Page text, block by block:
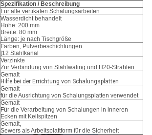
Spezifikation / Beschreibung
Für alle vertikalen Schalungsarbeiten
Wasserdicht behandelt
Höhe: 200 mm
Breite: 80 mm
Länge: je nach Tischgröße
Farben, Pulverbeschichtungen
[12 Stahlkanal
Verzinkte
Zur Verbindung von Stahlwaling und H20-Strahlen
Gemalt
Hilfe bei der Errichtung von Schalungsplatten
Gemalt
für die Ausrichtung von Schalungsplatten verwendet
Gemalt
Für die Verarbeitung von Schalungen in inneren
Ecken mit Keilspitzen
Gemalt,
Sewers als Arbeitsplattform für die Sicherheit